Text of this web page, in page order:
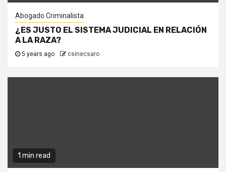
Abogado Criminalista
¿ES JUSTO EL SISTEMA JUDICIAL EN RELACIÓN
A LA RAZA?
5 years ago csinecsaro
1 min read